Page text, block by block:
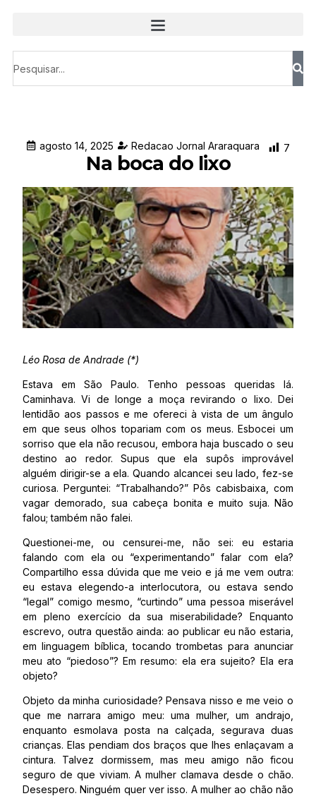
agosto 14, 2025 Redacao Jornal Araraquara 7
Na boca do lixo
Léo Rosa de Andrade (*)
Estava em São Paulo. Tenho pessoas queridas lá.
Caminhava. Vi de longe a moça revirando o lixo. Dei
lentidão aos passos e me ofereci à vista de um ângulo
em que seus olhos topariam com os meus. Esbocei um
sorriso que ela não recusou, embora haja buscado o seu
destino ao redor. Supus que ela supôs improvável
alguém dirigir-se a ela. Quando alcancei seu lado, fez-se
curiosa. Perguntei: “Trabalhando?” Pôs cabisbaixa, com
vagar demorado, sua cabeça bonita e muito suja. Não
falou; também não falei.
Questionei-me, ou censurei-me, não sei: eu estaria
falando com ela ou “experimentando” falar com ela?
Compartilho essa dúvida que me veio e já me vem outra:
eu estava elegendo-a interlocutora, ou estava sendo
“legal” comigo mesmo, “curtindo” uma pessoa miserável
em pleno exercício da sua miserabilidade? Enquanto
escrevo, outra questão ainda: ao publicar eu não estaria,
em linguagem bíblica, tocando trombetas para anunciar
meu ato “piedoso”? Em resumo: ela era sujeito? Ela era
objeto?
Objeto da minha curiosidade? Pensava nisso e me veio o
que me narrara amigo meu: uma mulher, um andrajo,
enquanto esmolava posta na calçada, segurava duas
crianças. Elas pendiam dos braços que lhes enlaçavam a
cintura. Talvez dormissem, mas meu amigo não ficou
seguro de que viviam. A mulher clamava desde o chão.
Desespero. Ninguém quer ver isso. A mulher ao chão não